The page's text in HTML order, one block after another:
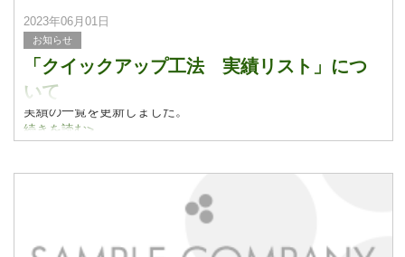
2023年06月01日
お知らせ
「クイックアップ工法 実績リスト」につ
いて
実績の一覧を更新しました。
実績紹介についてはこちらをご覧ください。
続きを読む>